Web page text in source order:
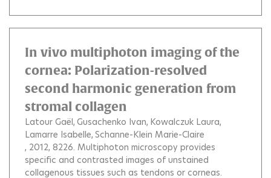
In vivo multiphoton imaging of the
cornea: Polarization-resolved
second harmonic generation from
stromal collagen
Latour Gaël Gusachenko Ivan Kowalczuk Laura
Lamarre Isabelle Schanne-Klein Marie-Claire
, 2012, 8226. Multiphoton microscopy provides
specific and contrasted images of unstained
collagenous tissues such as tendons or corneas.